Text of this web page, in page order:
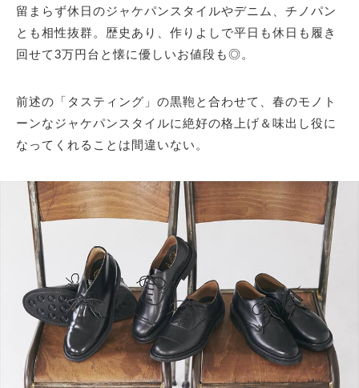
留まらず休日のジャケパンスタイルやデニム、チノパン
とも相性抜群。歴史あり、作りよしで平日も休日も履き
回せて3万円台と懐に優しいお値段も◎。
前述の「タスティング」の黒鞄と合わせて、春のモノト
ーンなジャケパンスタイルに絶好の格上げ＆味出し役に
なってくれることは間違いない。